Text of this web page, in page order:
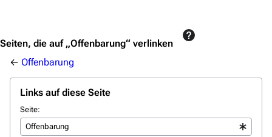
Seiten, die auf „Offenbarung“ verlinken
← Offenbarung
Links auf diese Seite
Seite: